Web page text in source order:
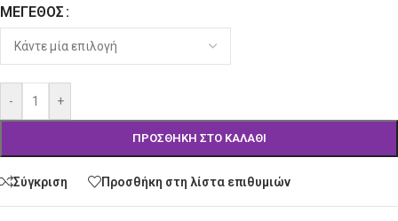
ΜΈΓΕΘΟΣ
- +
ΠΡΟΣΘΉΚΗ ΣΤΟ ΚΑΛΆΘΙ
Alternative:
Σύγκριση Προσθήκη στη λίστα επιθυμιών